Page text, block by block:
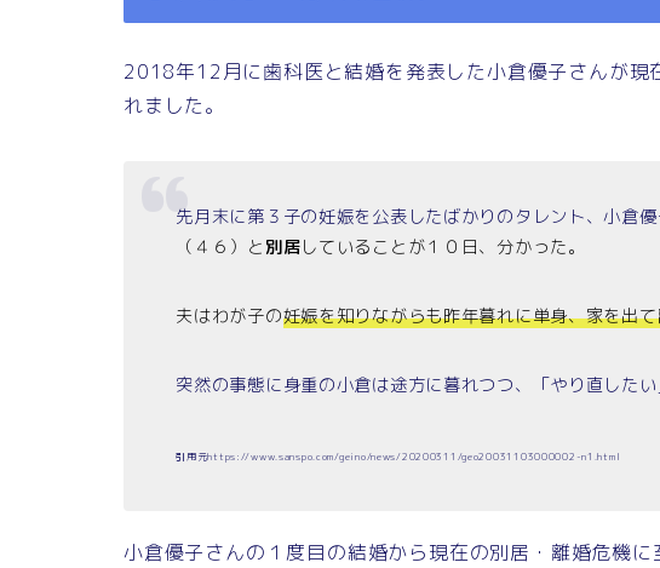
2018年12月に歯科医と結婚を発表した小倉優子さんが現
れました。
先月末に第３子の妊娠を公表したばかりのタレント、小倉優
（４６）と 別居していることが１０日、分かった。
夫はわが子の妊娠を知りながらも昨年暮れに単身、家を出て
突然の事態に身重の小倉は途方に暮れつつ、「やり直した
引用元https://www.sanspo.com/geino/news/20200311/geo20031103000002-n1.html
小倉優子さんの１度目の結婚から現在の別居・離婚危機